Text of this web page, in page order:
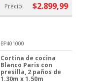
Precio:
$2.899,99
BP401000
Cortina de cocina
Blanco Paris con
presilla, 2 paños de
1.30m x 1.50m